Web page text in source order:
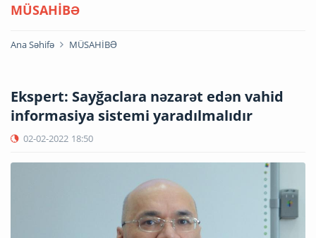
MÜSAHİBƏ
Ana Səhifə MÜSAHİBƏ
Ekspert: Sayğaclara nəzarət edən vahid
informasiya sistemi yaradılmalıdır
02-02-2022 18:50